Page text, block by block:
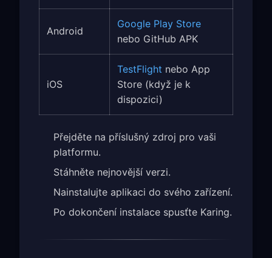
Android
Google Play Store
nebo GitHub APK
iOS
TestFlight nebo App
Store (když je k
dispozici)
Přejděte na příslušný zdroj pro vaši
platformu.
Stáhněte nejnovější verzi.
Nainstalujte aplikaci do svého zařízení.
Po dokončení instalace spusťte Karing.